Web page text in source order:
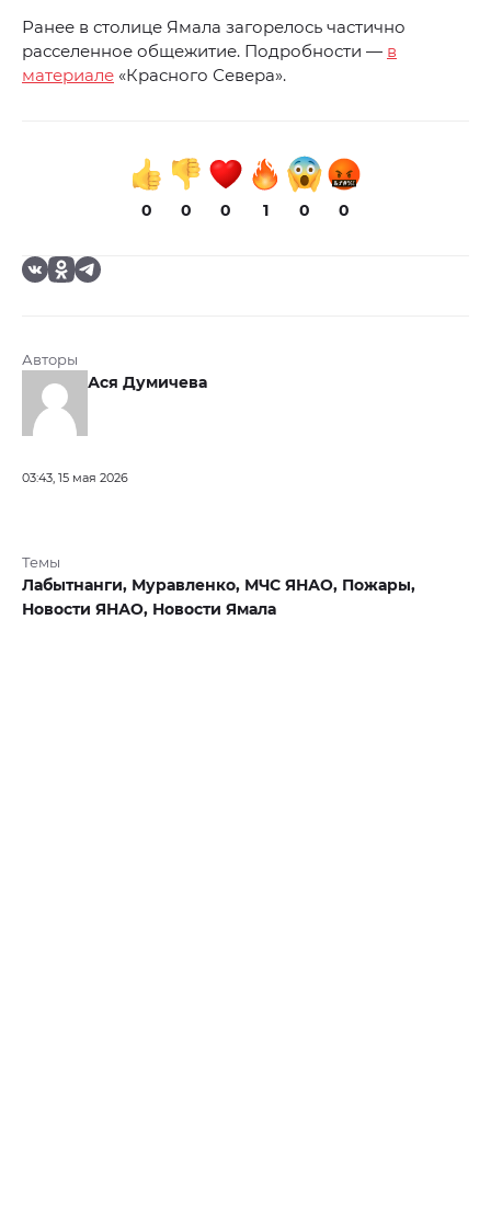
Ранее в столице Ямала загорелось частично
расселенное общежитие. Подробности — в
материале «Красного Севера».
0 0 0 1 0 0
Авторы
Ася Думичева
03:43, 15 мая 2026
Темы
Лабытнанги, Муравленко, МЧС ЯНАО, Пожары,
Новости ЯНАО, Новости Ямала